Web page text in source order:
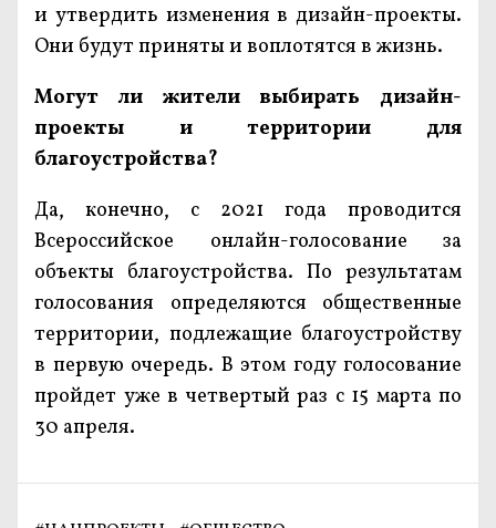
и утвердить изменения в дизайн-проекты.
Они будут приняты и воплотятся в жизнь.
Могут ли жители выбирать дизайн-
проекты и территории для
благоустройства?
Да, конечно, с 2021 года проводится
Всероссийское онлайн-голосование за
объекты благоустройства. По результатам
голосования определяются общественные
территории, подлежащие благоустройству
в первую очередь. В этом году голосование
пройдет уже в четвертый раз с 15 марта по
30 апреля.